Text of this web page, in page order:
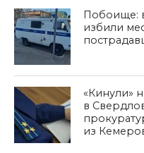
Побоище:
избили
«Кинули»
в
из